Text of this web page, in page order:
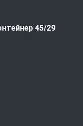
45/29